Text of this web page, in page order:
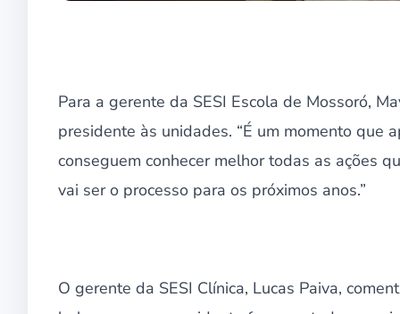
Para a gerente da SESI Escola de Mossoró,
presidente às unidades. “É um momento que
conseguem conhecer melhor todas as ações
vai ser o processo para os próximos anos.”
O gerente da SESI Clínica, Lucas Paiva,